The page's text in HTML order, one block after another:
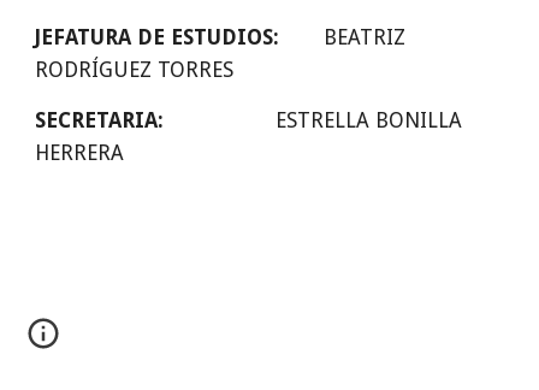
JEFATURA DE ESTUDIOS:
BEATRIZ
RODRÍGUEZ TORRES
SECRETARIA:
ESTRELLA BONILLA
HERRERA